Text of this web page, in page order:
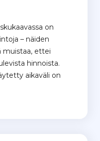
on
– näiden
muistaa, ettei
hinnoista.
aikaväli on